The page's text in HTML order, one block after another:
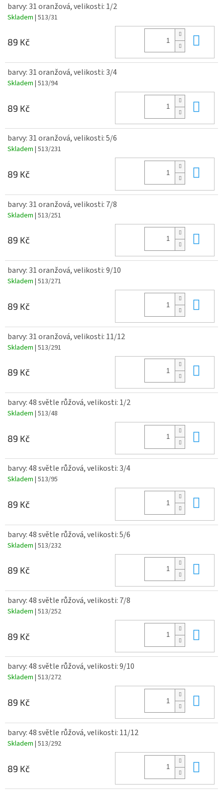
barvy: 31 oranžová, velikosti: 1/2
Skladem | 513/31
89 Kč
barvy: 31 oranžová, velikosti: 3/4
Skladem | 513/94
89 Kč
barvy: 31 oranžová, velikosti: 5/6
Skladem | 513/231
89 Kč
barvy: 31 oranžová, velikosti: 7/8
Skladem | 513/251
89 Kč
barvy: 31 oranžová, velikosti: 9/10
Skladem | 513/271
89 Kč
barvy: 31 oranžová, velikosti: 11/12
Skladem | 513/291
89 Kč
barvy: 48 světle růžová, velikosti: 1/2
Skladem | 513/48
89 Kč
barvy: 48 světle růžová, velikosti: 3/4
Skladem | 513/95
89 Kč
barvy: 48 světle růžová, velikosti: 5/6
Skladem | 513/232
89 Kč
barvy: 48 světle růžová, velikosti: 7/8
Skladem | 513/252
89 Kč
barvy: 48 světle růžová, velikosti: 9/10
Skladem | 513/272
89 Kč
barvy: 48 světle růžová, velikosti: 11/12
Skladem | 513/292
89 Kč